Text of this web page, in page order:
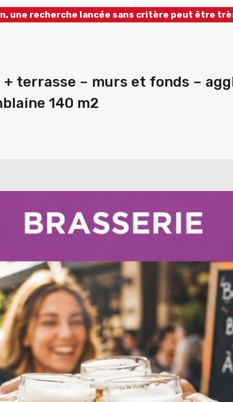
une recherche lancée sans critère peut être
+ terrasse – murs et fonds –
140 m2